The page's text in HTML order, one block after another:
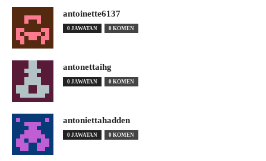
antoinette6137
0 JAWATAN 0 KOMEN
antonettaihg
0 JAWATAN 0 KOMEN
antoniettahadden
0 JAWATAN 0 KOMEN